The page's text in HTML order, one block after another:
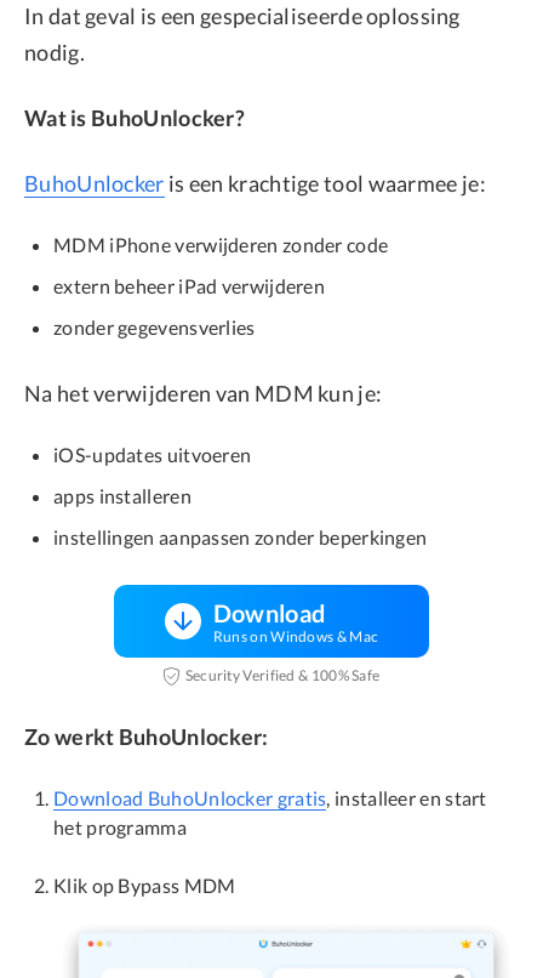
In dat geval is een gespecialiseerde oplossing
nodig.
Wat is BuhoUnlocker?
BuhoUnlocker is een krachtige tool waarmee je:
MDM iPhone verwijderen zonder code
extern beheer iPad verwijderen
zonder gegevensverlies
Na het verwijderen van MDM kun je:
iOS-updates uitvoeren
apps installeren
instellingen aanpassen zonder beperkingen
Download
Runs on Windows & Mac
Security Verified & 100% Safe
Zo werkt BuhoUnlocker:
Download BuhoUnlocker gratis , installeer en start
het programma
Klik op Bypass MDM